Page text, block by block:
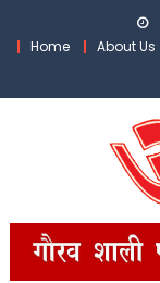
Home
About Us